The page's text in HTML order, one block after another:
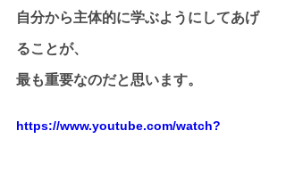
自分から主体的に学ぶようにしてあげ
ることが、
最も重要なのだと思います。
https://www.youtube.com/watch?